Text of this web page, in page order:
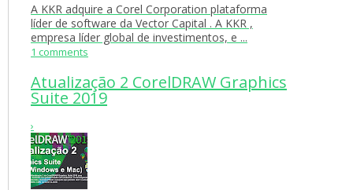
A KKR adquire a Corel Corporation plataforma
líder de software da Vector Capital . A KKR ,
empresa líder global de investimentos, e ...
1 comments
Atualização 2 CorelDRAW Graphics
Suite 2019
›